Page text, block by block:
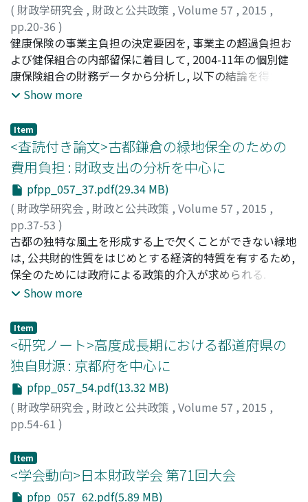
( 財政学研究会 , 財政と公共政策 , Volume 57 , 2015 ,
pp.20-36 )
吉田, あつし;牛, 冰;Yoshida, Atsushi ;Niu, Bing;ヨシダ,
アツシ;ギュウ, ヒョウ
健康保険の事業主負担の決定要因を, 事業主の超過負担お
よび健保組合の内部留保に着目して, 2004-11年の個別健
康保険組合の財務データから分析し, 以下の結論を得た. 1)
従業員への非課税の現物給付が増えれば, 事業主負担も大
業主負担部分に正の関係が生じる. 2）事業主は, 従業員へ
の現物給付とならない拠出金部分について, 従業員より多
く負担しようとはしない. 3) 標準報酬が高く, 従業員の直
面する限界税率が高い企業ほど, 所属する健保組合の内部
留保が大きくなる. このような企業の健康保険組合では, 積
立金は, Tax Shelterとして機能し, 拠出金増には, 積立金取
り崩しで対処できる. 4）事業主負担の帰着問題が発生する
のは拠出金部分に限られるが, 期間中組合は積立金のスト
ック調整で対処したため, 短期的には賃金への帰着は観測
されなかった.
Show more
Item
<査読付き論文>古都鎌倉の緑地保全のための
費用負担 : 財政支出の分析を中心に
pfpp_057_37.pdf(29.34 MB)
( 財政学研究会 , 財政と公共政策 , Volume 57 , 2015 ,
pp.37-53 )
吉村, 武洋;Yoshimura, Takehiro;ヨシムラ, タケヒロ
古都の独特な風土を形成する上で欠くことができない緑地
は, 公共財的性質をはじめとする経済的特質を有するため,
保全のためには政府による政策的介入が求められる. しか
しこのような介入にはそのための財源が必要であり, どの
権利配分, およびそれを前提とした政策手段と費用負担の
あり方について概念的に整理したうえで, 大きな役割を担
っていると考えられる政府の財政支出とその財源を鎌倉市
の事例から検証し, 費用負担の現状と課題を明らかにした.
Show more
Item
<研究ノート>高度成長期における都道府県の
独自財源 : 京都府を中心に
pfpp_057_54.pdf(13.32 MB)
( 財政学研究会 , 財政と公共政策 , Volume 57 , 2015 ,
pp.54-61 )
Item
<学会動向>日本財政学会 第71回大会
pfpp_057_62.pdf(5.89 MB)